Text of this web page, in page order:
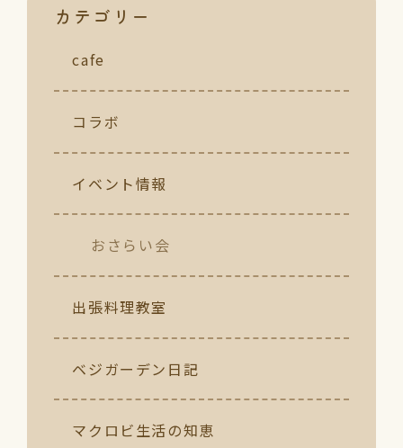
カテゴリー
cafe
コラボ
イベント情報
おさらい会
出張料理教室
ベジガーデン日記
マクロビ生活の知恵